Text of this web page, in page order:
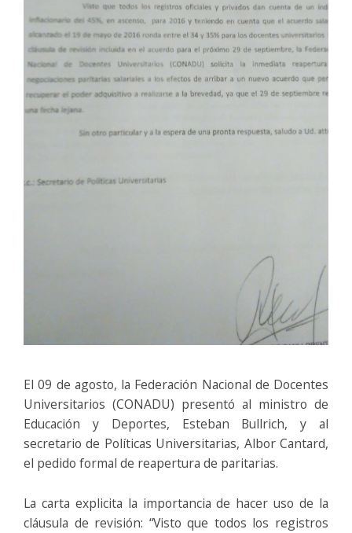
El 09 de agosto, la Federación Nacional de Docentes
Universitarios (CONADU) presentó al ministro de
Educación y Deportes, Esteban Bullrich, y al
secretario de Políticas Universitarias, Albor Cantard,
el pedido formal de reapertura de paritarias.
La carta explicita la importancia de hacer uso de la
cláusula de revisión: “Visto que todos los registros